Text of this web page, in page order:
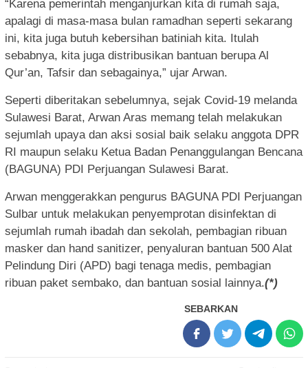
“Karena pemerintah menganjurkan kita di rumah saja,
apalagi di masa-masa bulan ramadhan seperti sekarang
ini, kita juga butuh kebersihan batiniah kita. Itulah
sebabnya, kita juga distribusikan bantuan berupa Al
Qur’an, Tafsir dan sebagainya,” ujar Arwan.
Seperti diberitakan sebelumnya, sejak Covid-19 melanda
Sulawesi Barat, Arwan Aras memang telah melakukan
sejumlah upaya dan aksi sosial baik selaku anggota DPR
RI maupun selaku Ketua Badan Penanggulangan Bencana
(BAGUNA) PDI Perjuangan Sulawesi Barat.
Arwan menggerakkan pengurus BAGUNA PDI Perjuangan
Sulbar untuk melakukan penyemprotan disinfektan di
sejumlah rumah ibadah dan sekolah, pembagian ribuan
masker dan hand sanitizer, penyaluran bantuan 500 Alat
Pelindung Diri (APD) bagi tenaga medis, pembagian
ribuan paket sembako, dan bantuan sosial lainnya.(*)
SEBARKAN